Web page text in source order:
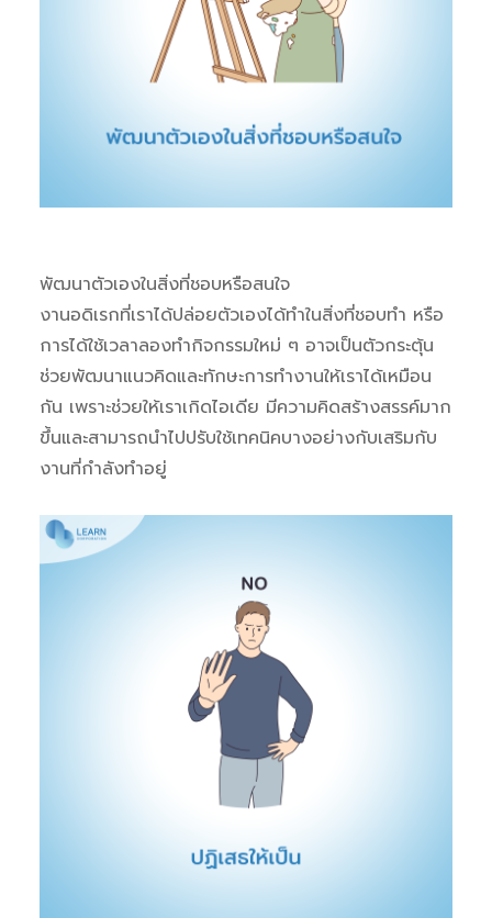
พัฒนาตัวเองในสิ่งที่ชอบหรือสนใจ
งานอดิเรกที่เราได้ปล่อยตัวเองได้ทำในสิ่งที่ชอบทำ หรือ
การได้ใช้เวลาลองทำกิจกรรมใหม่ ๆ อาจเป็นตัวกระตุ้น
ช่วยพัฒนาแนวคิดและทักษะการทำงานให้เราได้เหมือน
กัน เพราะช่วยให้เราเกิดไอเดีย มีความคิดสร้างสรรค์มาก
ขึ้นและสามารถนำไปปรับใช้เทคนิคบางอย่างกับเสริมกับ
งานที่กำลังทำอยู่